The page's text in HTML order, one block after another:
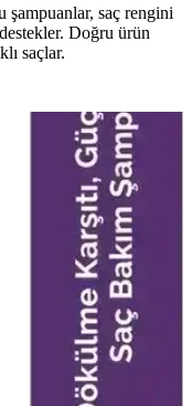
şampuanlar, saç rengini
Doğru ürün
saçlar.